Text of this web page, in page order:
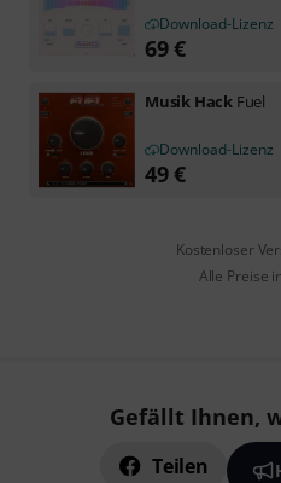
Download-Lizenz
69€
Musik Hack Fuel
Download-Lizenz
49€
Kostenloser
Alle Preise
Gefällt Ihnen,
Teilen